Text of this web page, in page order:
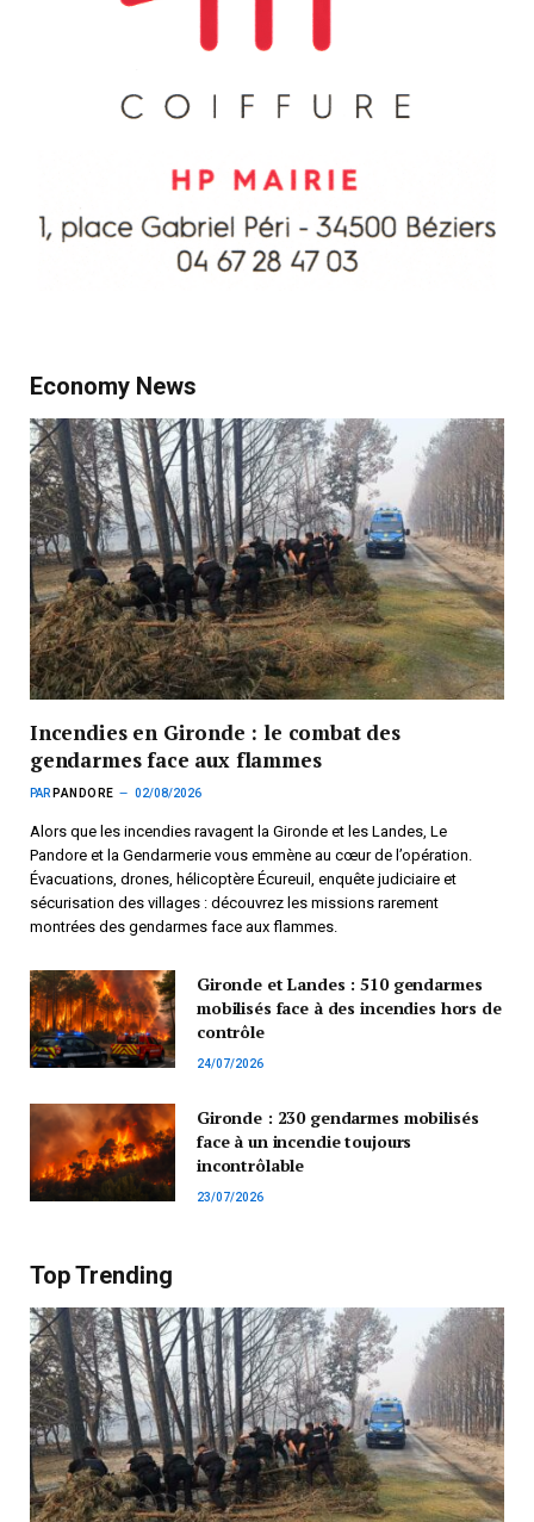
Economy News
Incendies en Gironde : le combat des
gendarmes face aux flammes
PAR PANDORE 02/08/2026
Alors que les incendies ravagent la Gironde et les Landes, Le
Pandore et la Gendarmerie vous emmène au cœur de l’opération.
Évacuations, drones, hélicoptère Écureuil, enquête judiciaire et
sécurisation des villages : découvrez les missions rarement
montrées des gendarmes face aux flammes.
Gironde et Landes : 510 gendarmes
mobilisés face à des incendies hors de
contrôle
24/07/2026
Gironde : 230 gendarmes mobilisés
face à un incendie toujours
incontrôlable
23/07/2026
Top Trending